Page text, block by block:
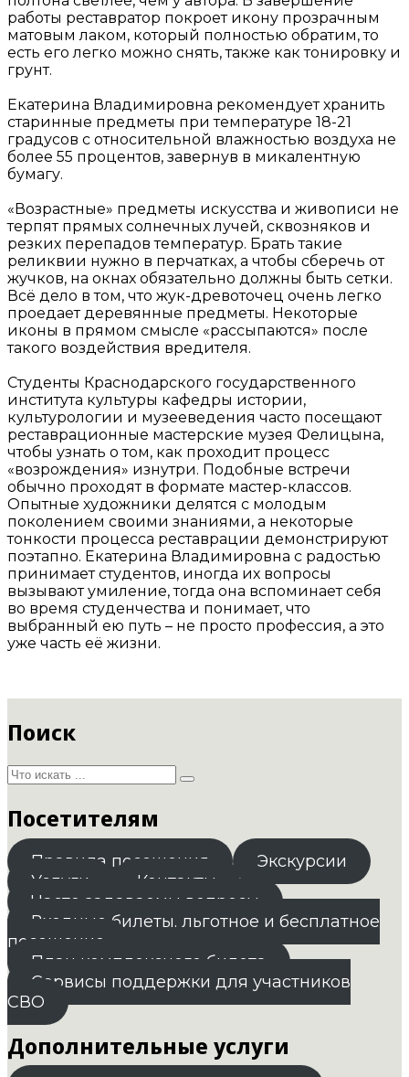
работы реставратор покроет икону прозрачным
матовым лаком, который полностью обратим, то
есть его легко можно снять, также как тонировку и
грунт.
Екатерина Владимировна рекомендует хранить
старинные предметы при температуре 18-21
градусов с относительной влажностью воздуха не
более 55 процентов, завернув в микалентную
бумагу.
«Возрастные» предметы искусства и живописи не
терпят прямых солнечных лучей, сквозняков и
резких перепадов температур. Брать такие
реликвии нужно в перчатках, а чтобы сберечь от
жучков, на окнах обязательно должны быть сетки.
Всё дело в том, что жук-древоточец очень легко
проедает деревянные предметы. Некоторые
иконы в прямом смысле «рассыпаются» после
такого воздействия вредителя.
Студенты Краснодарского государственного
института культуры кафедры истории,
культурологии и музееведения часто посещают
реставрационные мастерские музея Фелицына,
чтобы узнать о том, как проходит процесс
«возрождения» изнутри. Подобные встречи
обычно проходят в формате мастер-классов.
Опытные художники делятся с молодым
поколением своими знаниями, а некоторые
тонкости процесса реставрации демонстрируют
поэтапно. Екатерина Владимировна с радостью
принимает студентов, иногда их вопросы
вызывают умиление, тогда она вспоминает себя
во время студенчества и понимает, что
выбранный ею путь – не просто профессия, а это
уже часть её жизни.
Поиск
Посетителям
Правила посещения
Экскурсии
Услуги
Контакты
Часто задаваемы вопросы
Входные билеты. льготное и бесплатное
посещение
План комплексного билета
Сервисы поддержки для участников
СВО
Дополнительные услуги